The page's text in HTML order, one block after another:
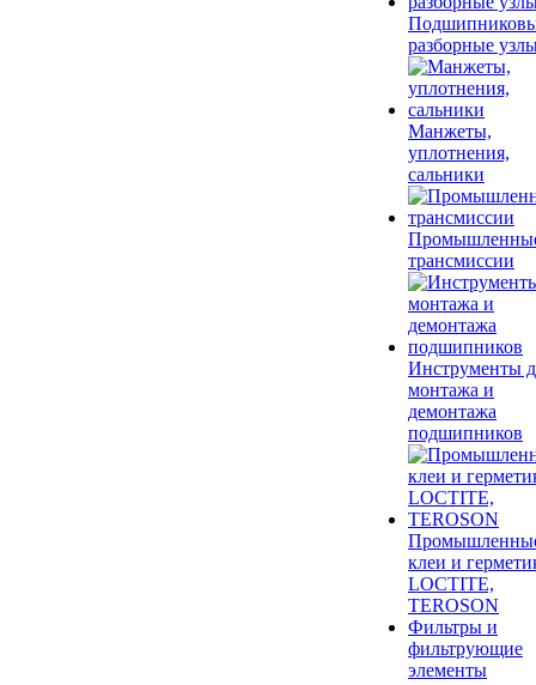
разборные
Манжеты,
уплотнения,
сальники
трансмиссии
Инструменты
монтажа и
демонтажа
подшипников
клеи и
LOCTITE,
TEROSON
Фильтры и
фильтрующие
элементы